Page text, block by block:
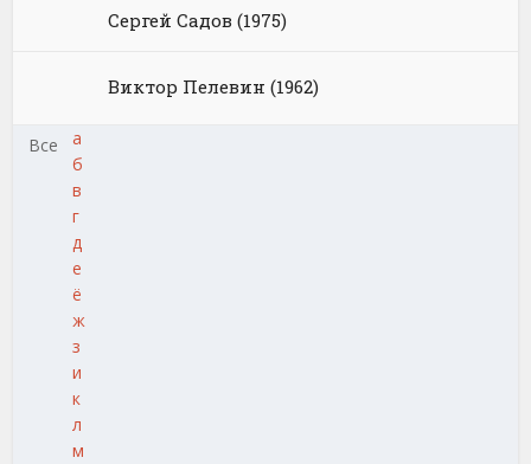
Сергей Садов (1975)
Виктор Пелевин (1962)
Все
а
б
в
г
д
е
ё
ж
з
и
к
л
м